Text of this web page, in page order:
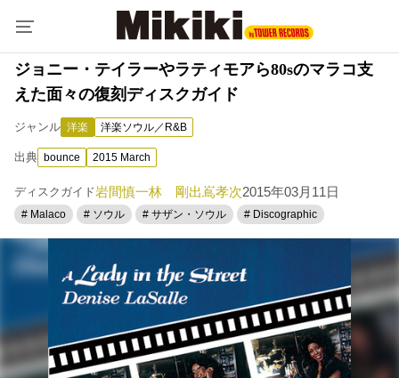
ジョニー・テイラーやラティモアら80sのマラコ支
えた面々の復刻ディスクガイド
ジャンル 洋楽 洋楽ソウル／R&B
出典 bounce 2015 March
ディスクガイド岩間慎一林 剛 出嶌孝次2015年03月11日
# Malaco # ソウル # サザン・ソウル # Discographic